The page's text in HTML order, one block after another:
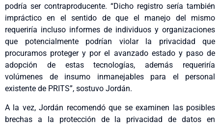
podría ser contraproducente. “Dicho registro sería también
impráctico en el sentido de que el manejo del mismo
requeriría incluso informes de individuos y organizaciones
que potencialmente podrían violar la privacidad que
procuramos proteger y por el avanzado estado y paso de
adopción de estas tecnologías, además requeriría
volúmenes de insumo inmanejables para el personal
existente de PRITS”, sostuvo Jordán.
A la vez, Jordán recomendó que se examinen las posibles
brechas a la protección de la privacidad de datos en